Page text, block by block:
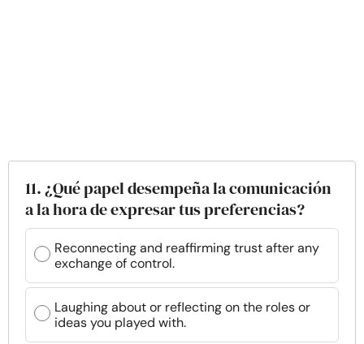
11. ¿Qué papel desempeña la comunicación
a la hora de expresar tus preferencias?
Reconnecting and reaffirming trust after any
exchange of control.
Laughing about or reflecting on the roles or
ideas you played with.